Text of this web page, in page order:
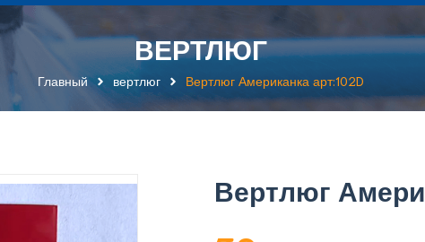
ВЕРТЛЮГ
Главный вертлюг Вертлюг Американка арт:102D
Вертлюг